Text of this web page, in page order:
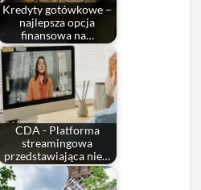
Kredyty gotówkowe –
najlepsza opcja
finansowa na…
CDA - Platforma
streamingowa
przedstawiająca nie…